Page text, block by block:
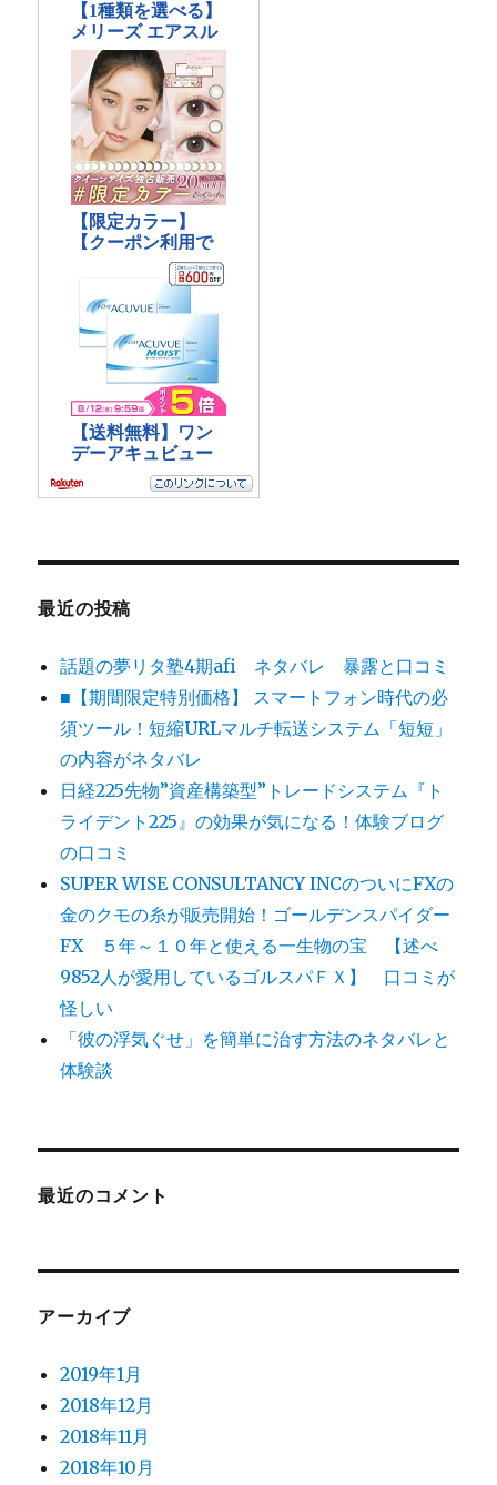
最近の投稿
話題の夢リタ塾4期afi ネタバレ 暴露と口コミ
■【期間限定特別価格】 スマートフォン時代の必
須ツール！短縮URLマルチ転送システム「短短」
の内容がネタバレ
日経225先物”資産構築型”トレードシステム『ト
ライデント225』の効果が気になる！体験ブログ
の口コミ
SUPER WISE CONSULTANCY INCのついにFXの
金のクモの糸が販売開始！ゴールデンスパイダー
FX ５年～１０年と使える一生物の宝 【述べ
9852人が愛用しているゴルスパＦＸ】 口コミが
怪しい
「彼の浮気ぐせ」を簡単に治す方法のネタバレと
体験談
最近のコメント
アーカイブ
2019年1月
2018年12月
2018年11月
2018年10月